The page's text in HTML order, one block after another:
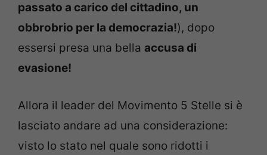
passato a carico del cittadino, un
obbrobrio per la democrazia!), dopo
essersi presa una bella accusa di
evasione!
Allora il leader del Movimento 5 Stelle si è
lasciato andare ad una considerazione:
visto lo stato nel quale sono ridotti i